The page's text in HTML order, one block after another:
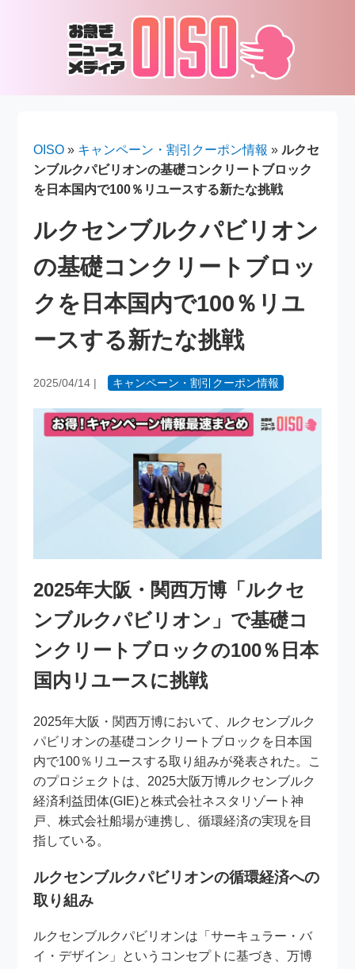
OISO » キャンペーン・割引クーポン情報 » ルクセ
ンブルクパビリオンの基礎コンクリートブロック
を日本国内で100％リユースする新たな挑戦
ルクセンブルクパビリオン
の基礎コンクリートブロッ
クを日本国内で100％リユ
ースする新たな挑戦
2025/04/14 | キャンペーン・割引クーポン情報
2025年大阪・関西万博「ルクセ
ンブルクパビリオン」で基礎コ
ンクリートブロックの100％日本
国内リユースに挑戦
2025年大阪・関西万博において、ルクセンブルク
パビリオンの基礎コンクリートブロックを日本国
内で100％リユースする取り組みが発表された。こ
のプロジェクトは、2025大阪万博ルクセンブルク
経済利益団体(GIE)と株式会社ネスタリゾート神
戸、株式会社船場が連携し、循環経済の実現を目
指している。
ルクセンブルクパビリオンの循環経済への
取り組み
ルクセンブルクパビリオンは「サーキュラー・バ
イ・デザイン」というコンセプトに基づき、万博